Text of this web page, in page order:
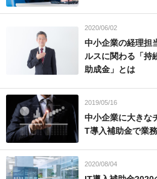
2020/06/02
中小企業の経理担
ルスに関わる「持
助成金」とは
2019/05/16
中小企業に大きな
T導入補助金で業
2020/08/04